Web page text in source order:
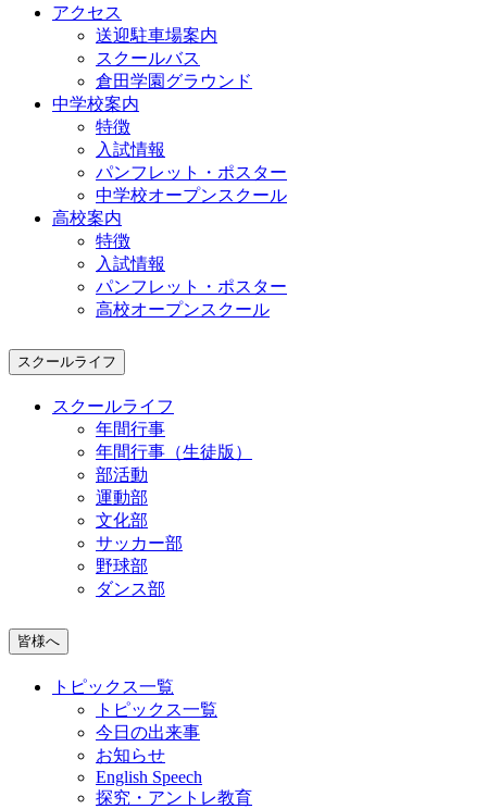
アクセス
送迎駐車場案内
スクールバス
倉田学園グラウンド
中学校案内
特徴
入試情報
パンフレット・ポスター
中学校オープンスクール
高校案内
特徴
入試情報
パンフレット・ポスター
高校オープンスクール
スクールライフ
スクールライフ
年間行事
年間行事（生徒版）
部活動
運動部
文化部
サッカー部
野球部
ダンス部
皆様へ
トピックス一覧
トピックス一覧
今日の出来事
お知らせ
English Speech
探究・アントレ教育